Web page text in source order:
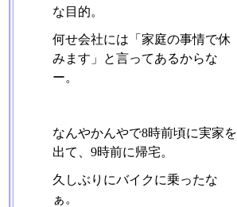
な目的。
何せ会社には「家庭の事情で休
みます」と言ってあるからな
ー。
なんやかんやで8時前頃に実家を
出て、9時前に帰宅。
久しぶりにバイクに乗ったな
ぁ。